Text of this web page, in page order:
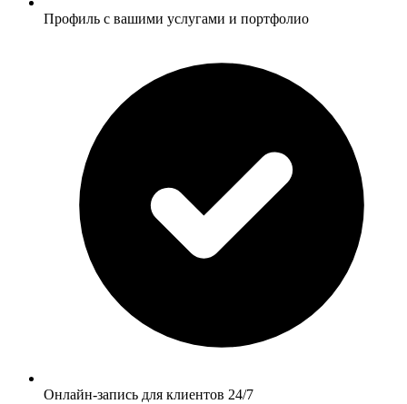
Профиль с вашими услугами и портфолио
Онлайн-запись для клиентов 24/7